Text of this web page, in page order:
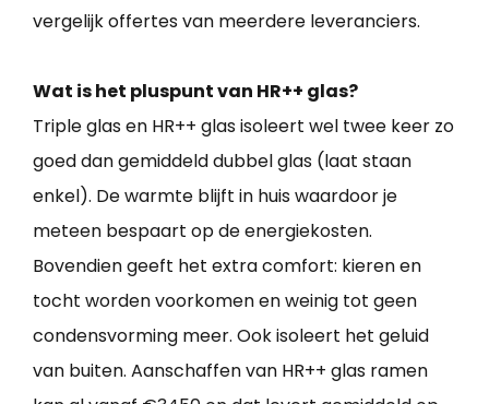
vergelijk offertes van meerdere leveranciers.
Wat is het pluspunt van HR++ glas?
Triple glas en HR++ glas isoleert wel twee keer zo
goed dan gemiddeld dubbel glas (laat staan
enkel). De warmte blijft in huis waardoor je
meteen bespaart op de energiekosten.
Bovendien geeft het extra comfort: kieren en
tocht worden voorkomen en weinig tot geen
condensvorming meer. Ook isoleert het geluid
van buiten. Aanschaffen van HR++ glas ramen